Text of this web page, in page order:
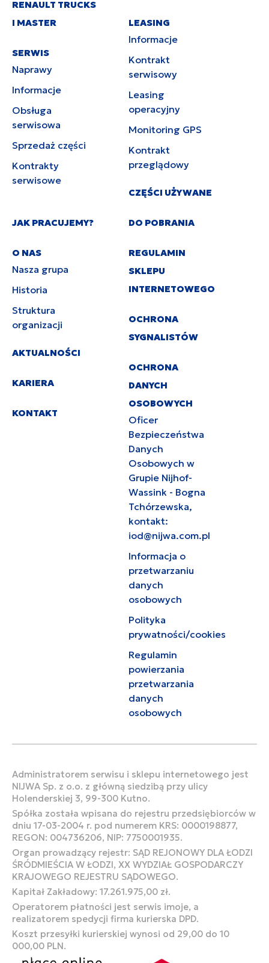
RENAULT TRUCKS
I MASTER
SERWIS
Naprawy
Informacje
Obsługa
serwisowa
Sprzedaż części
Kontrakty
serwisowe
LEASING
Informacje
Kontrakt
serwisowy
Leasing
operacyjny
Monitoring GPS
Kontrakt
przeglądowy
CZĘŚCI UŻYWANE
JAK PRACUJEMY?
O NAS
Nasza grupa
Historia
Struktura
organizacji
AKTUALNOŚCI
KARIERA
KONTAKT
DO POBRANIA
REGULAMIN
SKLEPU
INTERNETOWEGO
OCHRONA
SYGNALISTÓW
OCHRONA
DANYCH
OSOBOWYCH
Oficer
Bezpieczeństwa
Danych
Osobowych w
Grupie Nijhof-
Wassink - Bogna
Tchórzewska,
kontakt:
iod@nijwa.com.pl
Informacja o
przetwarzaniu
danych
osobowych
Polityka
prywatności/cookies
Regulamin
powierzania
przetwarzania
danych
osobowych
Administratorem serwisu i sklepu internetowego jest
NIJWA Sp. z o.o. z główną siedzibą przy ulicy
Holenderskiej 3, 99-300 Kutno.
Spółka została wpisana do rejestru przedsiębiorców w
dniu 17-03-2004 r. pod numerem KRS: 0000198877,
REGON: 004736206, NIP: 7750001935.
Organ prowadzący rejestr: SĄD REJONOWY DLA ŁODZI
ŚRÓDMIEŚCIA W ŁODZI, XX WYDZIAŁ GOSPODARCZY
KRAJOWEGO REJESTRU SĄDOWEGO.
Kapitał Zakładowy: 17.261.975,00 zł.
Operatorem płatności jest serwis imoje, a
realizatorem spedycji firma kurierska DPD.
Koszt przesyłki kurierskiej wynosi od 29,00 do 10
000,00 PLN.